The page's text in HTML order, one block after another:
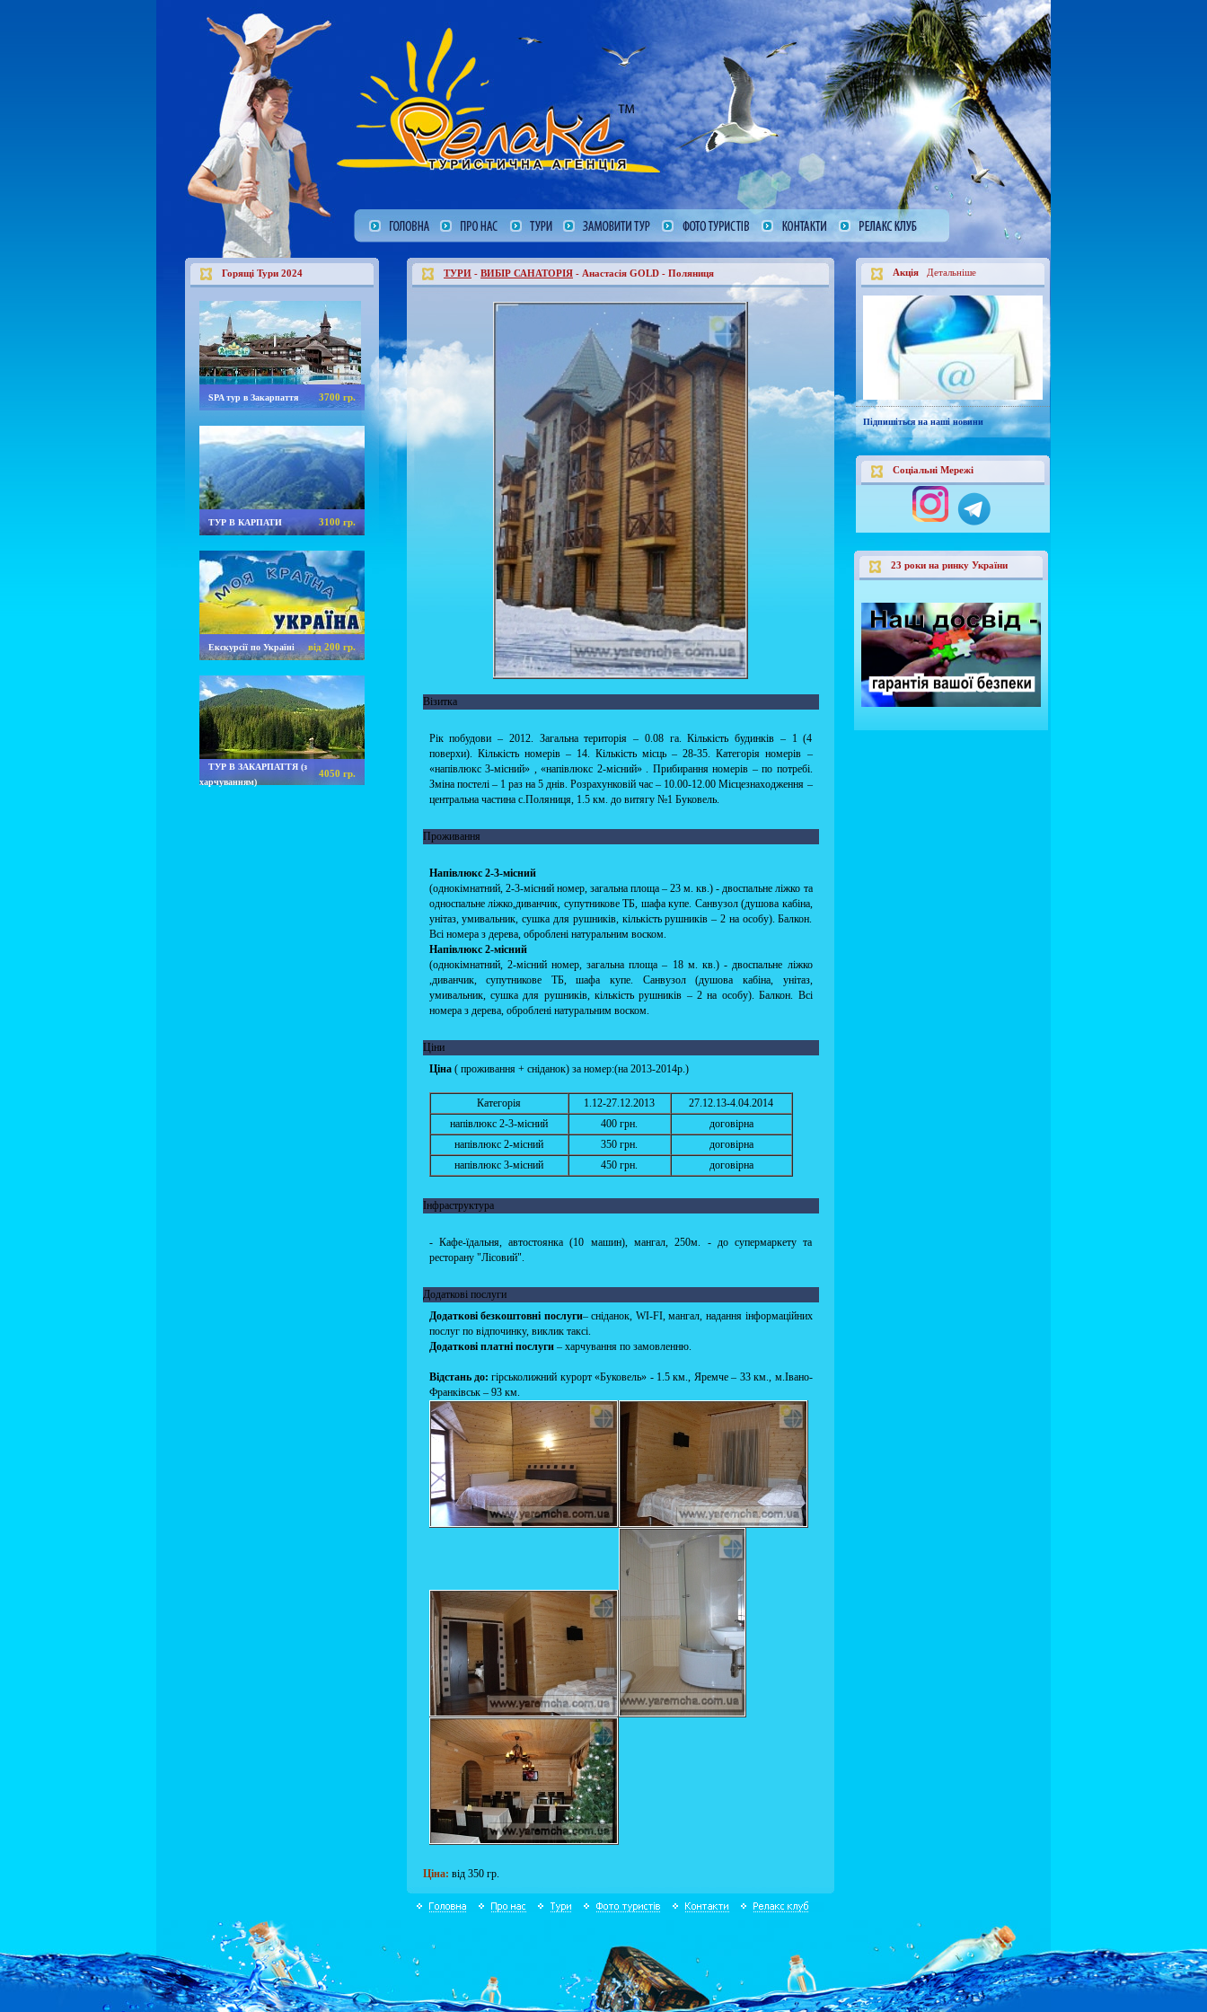
Горящі Тури 2024
SPA тур в Закарпаття 3700 гр.
ТУР В КАРПАТИ 3100 гр.
Екскурсії по Україні від 200 гр.
ТУР В ЗАКАРПАТТЯ (з
харчуванням)
4050 гр.
ТУРИ - ВИБІР САНАТОРІЯ - Анастасія GOLD - Поляниця
Візитка
Рік побудови – 2012. Загальна територія – 0.08 га. Кількість будинків – 1 (4
поверхи). Кількість номерів – 14. Кількість місць – 28-35. Категорія номерів –
«напівлюкс 3-місний» , «напівлюкс 2-місний» . Прибирання номерів – по потребі.
Зміна постелі – 1 раз на 5 днів. Розрахунковій час – 10.00-12.00 Місцезнаходження –
центральна частина с.Поляниця, 1.5 км. до витягу №1 Буковель.
Проживання
Напівлюкс 2-3-місний
(однокімнатний, 2-3-місний номер, загальна площа – 23 м. кв.) - двоспальне ліжко та
односпальне ліжко,диванчик, супутникове ТБ, шафа купе. Санвузол (душова кабіна,
унітаз, умивальник, сушка для рушників, кількість рушників – 2 на особу). Балкон.
Всі номера з дерева, оброблені натуральним воском.
Напівлюкс 2-місний
(однокімнатний, 2-місний номер, загальна площа – 18 м. кв.) - двоспальне ліжко
,диванчик, супутникове ТБ, шафа купе. Санвузол (душова кабіна, унітаз,
умивальник, сушка для рушників, кількість рушників – 2 на особу). Балкон. Всі
номера з дерева, оброблені натуральним воском.
Ціни
Ціна( проживання + сніданок) за номер:(на 2013-2014р.)
Категорія 1.12-27.12.2013
27.12.13-4.04.2014
напівлюкс 2-3-місний
400 грн.
договірна
напівлюкс 2-місний
350 грн.
договірна
напівлюкс 3-місний
450 грн. договірна
Інфраструктура
- Кафе-їдальня, автостоянка (10 машин), мангал, 250м. - до супермаркету та
ресторану "Лісовий".
Додаткові послуги
Додаткові безкоштовні послуги– сніданок, WI-FI, мангал, надання інформаційних
послуг по відпочинку, виклик таксі.
Додаткові платні послуги– харчування по замовленню.
Відстань до: гірськолижний курорт «Буковель» - 1.5 км., Яремче – 33 км., м.Івано-
Франківськ – 93 км.
Ціна: від 350 гр.
Акція Детальніше
Підпишіться на наші новини
Соціальні Мережі
23 роки на ринку України